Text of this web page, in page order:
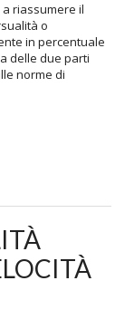
riassumere il
o
in percentuale
delle due parti
norme di